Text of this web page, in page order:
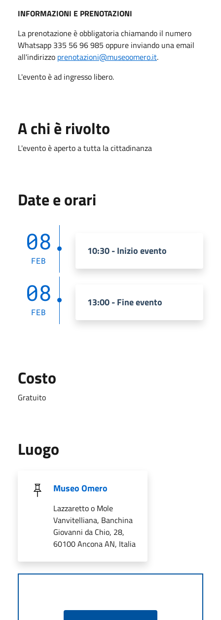
INFORMAZIONI E PRENOTAZIONI
La prenotazione è obbligatoria chiamando il numero
Whatsapp 335 56 96 985 oppure inviando una email
all'indirizzo prenotazioni@museoomero.it.
L'evento è ad ingresso libero.
A chi è rivolto
L'evento è aperto a tutta la cittadinanza
Date e orari
08
FEB
10:30 - Inizio evento
08
FEB
13:00 - Fine evento
Costo
Gratuito
Luogo
Museo Omero
Lazzaretto o Mole
Vanvitelliana, Banchina
Giovanni da Chio, 28,
60100 Ancona AN, Italia